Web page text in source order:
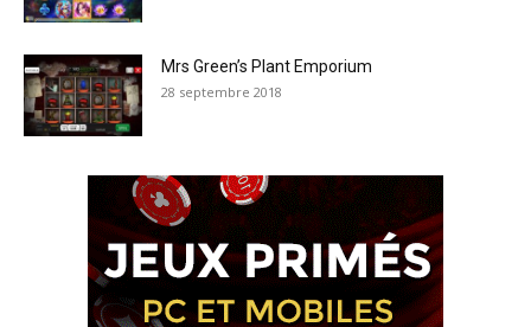
Mrs Green’s Plant Emporium
28 septembre 2018